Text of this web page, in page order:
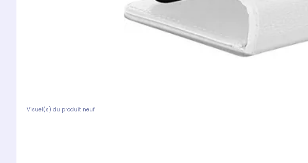
Visuel(s) du produit neuf